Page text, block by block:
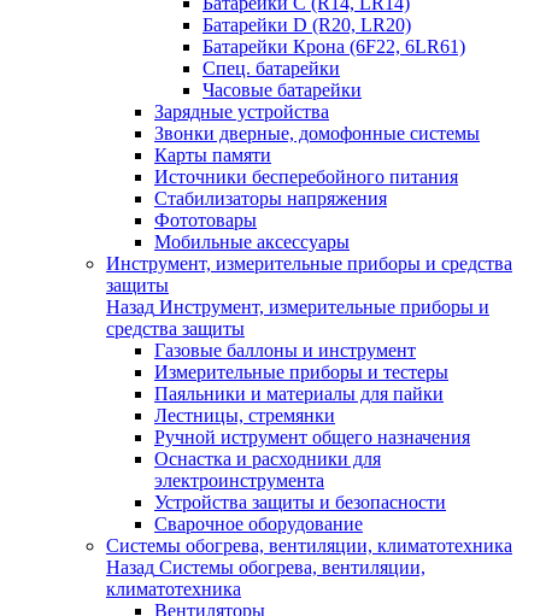
Батарейки D (R20, LR20)
Батарейки Крона (6F22, 6LR61)
Спец. батарейки
Часовые батарейки
Зарядные устройства
Звонки дверные, домофонные системы
Карты памяти
Источники бесперебойного питания
Стабилизаторы напряжения
Фототовары
Мобильные аксессуары
Инструмент, измерительные приборы и средства
защиты
Назад Инструмент, измерительные приборы и
средства защиты
Газовые баллоны и инструмент
Измерительные приборы и тестеры
Паяльники и материалы для пайки
Лестницы, стремянки
Ручной иструмент общего назначения
Оснастка и расходники для
электроинструмента
Устройства защиты и безопасности
Сварочное оборудование
Системы обогрева, вентиляции, климатотехника
Назад Системы обогрева, вентиляции,
климатотехника
Вентиляторы